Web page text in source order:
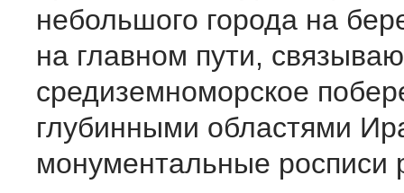
небольшого города на
на главном пути,
средиземноморское
глубинными областями
монументальные росписи